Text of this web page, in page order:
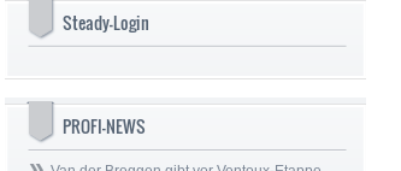
Steady-Login
PROFI-NEWS